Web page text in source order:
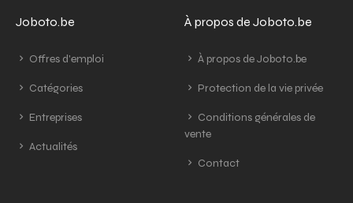
Joboto.be
Offres d'emploi
Catégories
Entreprises
Actualités
À propos de Joboto.be
À propos de Joboto.be
Protection de la vie privée
Conditions générales de
vente
Contact